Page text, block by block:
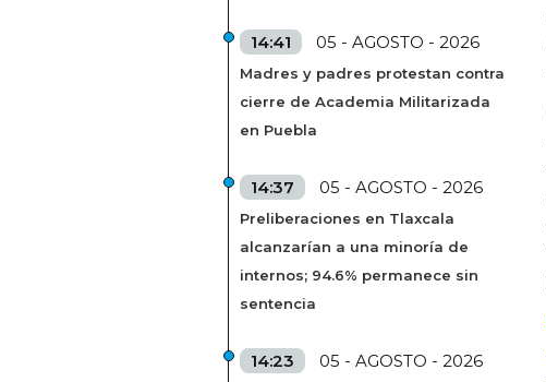
14:41 05 - AGOSTO - 2026
Madres y padres protestan contra
cierre de Academia Militarizada
en Puebla
14:37 05 - AGOSTO - 2026
Preliberaciones en Tlaxcala
alcanzarían a una minoría de
internos; 94.6% permanece sin
sentencia
14:23 05 - AGOSTO - 2026